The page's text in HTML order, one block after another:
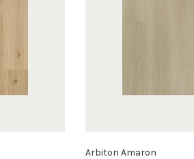
Arbiton Amaron